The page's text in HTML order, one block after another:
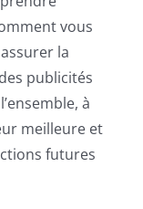
vous
la
publicités
à
meilleure et
futures